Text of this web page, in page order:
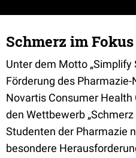
Schmerz im Fokus
Unter dem Motto „Simplify
Förderung des
Novartis Consumer
den Wettbewerb
Studenten der Pharmazie
besondere